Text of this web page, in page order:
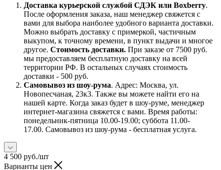
Доставка курьерской службой СДЭК или Boxberry.
После оформления заказа, наш менеджер свяжется с
вами для выбора наиболее удобного варианта доставки.
Можно выбрать доставку с примеркой, частичным
выкупом, к точному времени, в пункт выдачи и многое
другое. Стоимость доставки. При заказе от 7500 руб.
мы предоставляем бесплатную доставку на всей
территории РФ. В остальных случаях стоимость
доставки - 500 руб.
Самовывоз из шоу-рума. Адрес: Москва, ул.
Новопесчаная, 23к3. Также вы можете найти его на
нашей карте. Когда заказ будет в шоу-руме, менеджер
интернет-магазина свяжется с вами. Время работы:
понедельник-пятница 10.00-19.00; суббота 11.00-
17.00. Самовывоз из шоу-рума - бесплатная услуга.
4 500 руб./шт
Варианты цен